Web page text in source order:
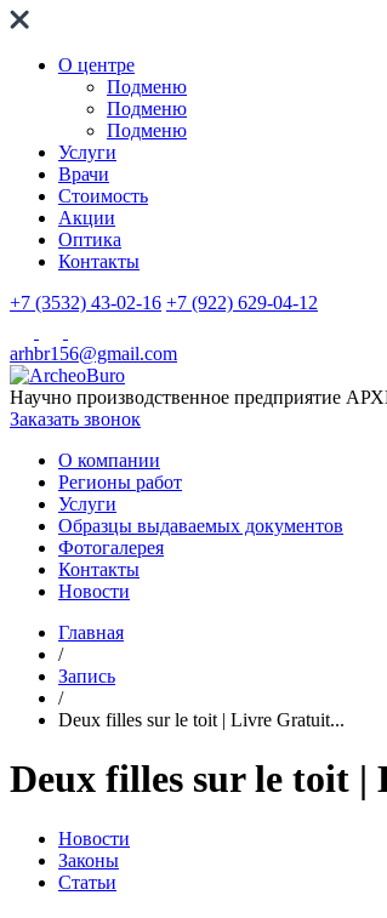
О центре
Подменю
Подменю
Подменю
Услуги
Врачи
Стоимость
Акции
Оптика
Контакты
+7 (3532) 43-02-16 +7 (922) 629-04-12
arhbr156@gmail.com
Научно производственное предприятие
Заказать звонок
О компании
Регионы работ
Услуги
Образцы выдаваемых документов
Фотогалерея
Контакты
Новости
Главная
/
Запись
/
Deux filles sur le toit | Livre Gratuit...
Deux filles sur le toit
Новости
Законы
Статьи